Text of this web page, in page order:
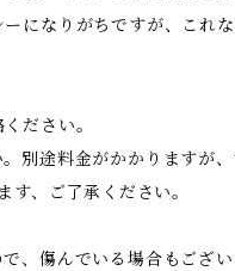
になりがちですが、これ
ださい。
別途料金がかかりますが、
、ご了承ください。
、傷んでいる場合もござ